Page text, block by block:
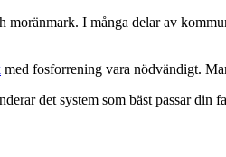
I många delar av
med fosforrening vara nödvändigt.
det system som bäst passar din